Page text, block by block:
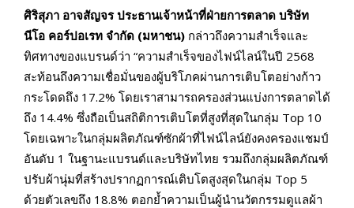
ศิริสุภา อาจสัญจร ประธานเจ้าหน้าที่ฝ่ายการตลาด บริษัท
นีโอ คอร์ปอเรท จำกัด (มหาชน) กล่าวถึงความสำเร็จและ
ทิศทางของแบรนด์ว่า “ความสำเร็จของไฟน์ไลน์ในปี 2568
สะท้อนถึงความเชื่อมั่นของผู้บริโภคผ่านการเติบโตอย่างก้าว
กระโดดถึง 17.2% โดยเราสามารถครองส่วนแบ่งการตลาดได้
ถึง 14.4% ซึ่งถือเป็นสถิติการเติบโตที่สูงที่สุดในกลุ่ม Top 10
โดยเฉพาะในกลุ่มผลิตภัณฑ์ซักผ้าที่ไฟน์ไลน์ยังคงครองแชมป์
อันดับ 1 ในฐานะแบรนด์และบริษัทไทย รวมถึงกลุ่มผลิตภัณฑ์
ปรับผ้านุ่มที่สร้างปรากฏการณ์เติบโตสูงสุดในกลุ่ม Top 5
ด้วยตัวเลขถึง 18.8% ตอกย้ำความเป็นผู้นำนวัตกรรมดูแลผ้า